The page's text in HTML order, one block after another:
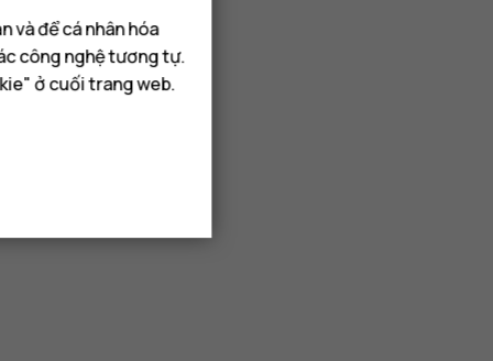
và để cá nhân hóa
công nghệ tương tự.
ở cuối trang web.